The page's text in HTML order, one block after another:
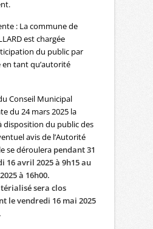
: La commune de
est chargée
du public par
tant qu’autorité
Conseil Municipal
du 24 mars 2025 la
disposition du public des
avis de l’Autorité
se déroulera pendant 31
16 avril 2025 à 9h15 au
à 16h00.
sera clos
le vendredi 16 mai 2025